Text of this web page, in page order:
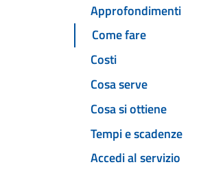
Approfondimenti
Come fare
Costi
Cosa serve
Cosa si ottiene
Tempi e scadenze
Accedi al servizio